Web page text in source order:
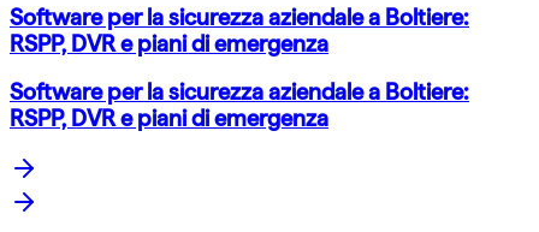
Software per la sicurezza aziendale a Boltiere:
RSPP, DVR e piani di emergenza
Software per la sicurezza aziendale a Boltiere:
RSPP, DVR e piani di emergenza